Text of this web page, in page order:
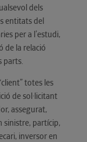
dels
entitats del
per a l’estudi,
de la relació
parts.
totes les
de sol·licitant
assegurat,
sinistre, partícip,
inversor en